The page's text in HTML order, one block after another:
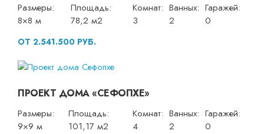
Размеры:
8×8 м
Площадь:
78,2 м2
Комнат:
3
Ванных:
2
Гаражей:
0
ОТ 2.541.500 РУБ.
ПРОЕКТ ДОМА «СЕФОПХЕ»
Размеры:
9×9 м
Площадь:
101,17 м2
Комнат:
4
Ванных:
2
Гаражей:
0